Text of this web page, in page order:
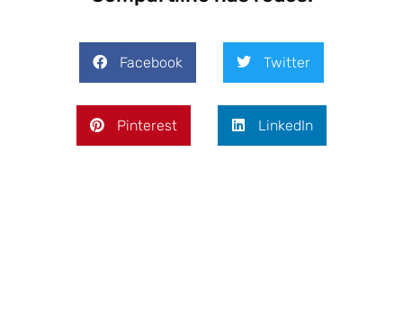
Facebook Twitter
Pinterest LinkedIn